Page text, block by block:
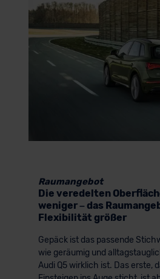
Raumangebot
Die veredelten
weniger – das
Flexibilität größer
Gepäck ist das passende
wie geräumig und
Audi Q5 wirklich ist. Das erste,